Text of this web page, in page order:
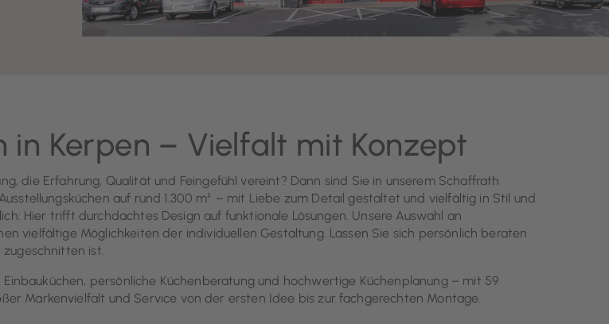
in Kerpen – Vielfalt mit Konzept
die Erfahrung, Qualität und Feingefühl vereint? Dann sind Sie in unserem Schaffrath
auf rund 1.300 m² – mit Liebe zum Detail gestaltet und vielfältig in Stil und
Hier trifft durchdachtes Design auf funktionale Lösungen. Unsere Auswahl an
vielfältige Möglichkeiten der individuellen Gestaltung. Lassen Sie sich persönlich beraten
zugeschnitten ist.
persönliche Küchenberatung und hochwertige Küchenplanung – mit 59
Markenvielfalt und Service von der ersten Idee bis zur fachgerechten Montage.